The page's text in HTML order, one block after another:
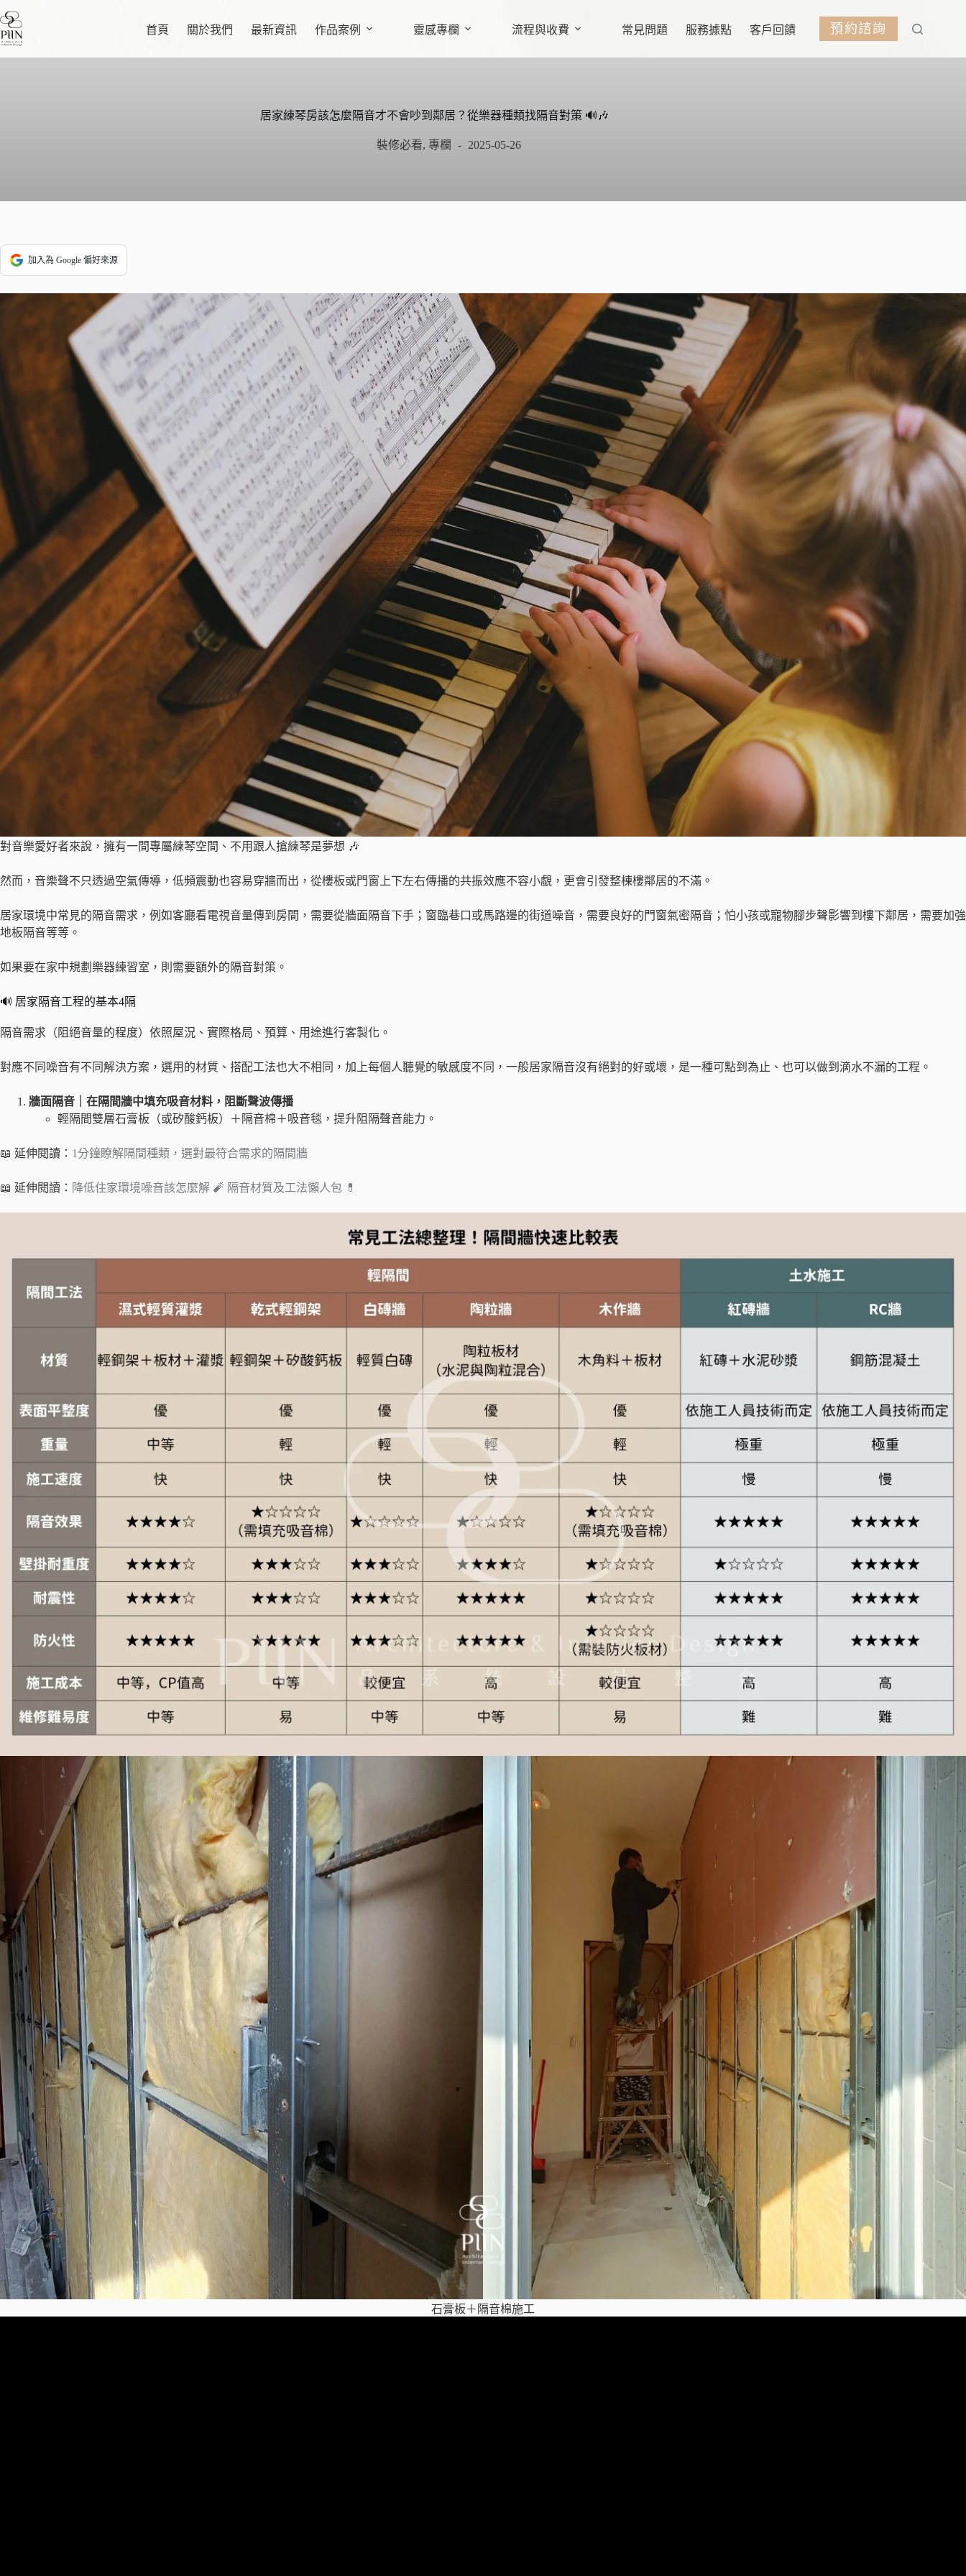
跳
至
主
要
首頁 關於我們 最新資訊 作品案例 靈感專欄 流程與收費 常見問題 服務據點 客戶回饋 預約諮詢
居家練琴房該怎麼隔音才不會吵到鄰居？從樂器種類找隔音對策 🔊🎶
裝修必看,專欄 2025-05-26
加入為 Google 偏好來源
對音樂愛好者來說，擁有一間專屬練琴空間、不用跟人搶練琴是夢想 🎶
然而，音樂聲不只透過空氣傳導，低頻震動也容易穿牆而出，從樓板或門窗上下左右傳播的共振效應不容小覷，更會引發整棟樓鄰居的不滿。
居家環境中常見的隔音需求，例如客廳看電視音量傳到房間，需要從牆面隔音下手；窗臨巷口或馬路邊的街道噪音，需要良好的門窗氣密隔音；怕小孩或寵物腳步聲影響到樓下鄰居，需要加強
地板隔音等等。
如果要在家中規劃樂器練習室，則需要額外的隔音對策。
🔊 居家隔音工程的基本4隔
隔音需求（阻絕音量的程度）依照屋況、實際格局、預算、用途進行客製化。
對應不同噪音有不同解決方案，選用的材質、搭配工法也大不相同，加上每個人聽覺的敏感度不同，一般居家隔音沒有絕對的好或壞，是一種可點到為止、也可以做到滴水不漏的工程。
牆面隔音｜在隔間牆中填充吸音材料，阻斷聲波傳播
輕隔間雙層石膏板（或矽酸鈣板）＋隔音棉＋吸音毯，提升阻隔聲音能力。
📖 延伸閱讀： 1分鐘瞭解隔間種類，選對最符合需求的隔間牆
📖 延伸閱讀： 降低住家環境噪音該怎麼解 🧨 隔音材質及工法懶人包 💊
石膏板＋隔音棉施工